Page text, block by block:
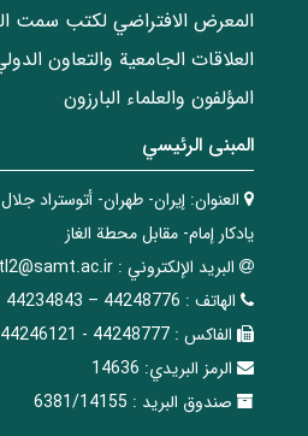
المعرض الافتراضي لكتب سمت
العلاقات الجامعیة والتعاون
المؤلفون والعلماء البارزون
المبنی الرئيسي
العنوان: إيران- طهران- أتوستراد
يادكار إمام- مقابل محطة الغاز
البريد الإلکتروني :
الهاتف : 44248776 – 44234843
الفاکس : 44248777 - 44246121
الرمز البريدي: 14636
صندوق البريد : 6381/14155